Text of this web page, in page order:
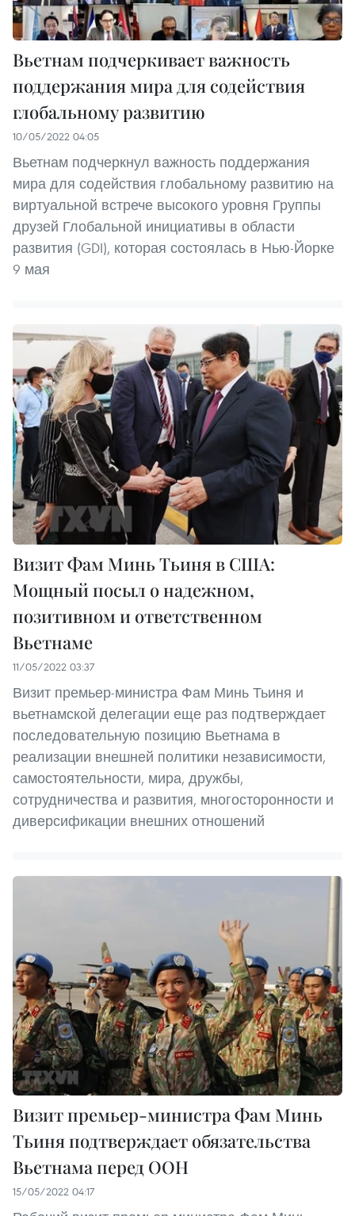
Вьетнам подчеркивает важность
поддержания мира для содействия
глобальному развитию
10/05/2022 04:05
Вьетнам подчеркнул важность поддержания
мира для содействия глобальному развитию на
виртуальной встрече высокого уровня Группы
друзей Глобальной инициативы в области
развития (GDI), которая состоялась в Нью-Йорке
9 мая
Визит Фам Минь Тьиня в США:
Мощный посыл о надежном,
позитивном и ответственном
Вьетнаме
11/05/2022 03:37
Визит премьер-министра Фам Минь Тьиня и
вьетнамской делегации еще раз подтверждает
последовательную позицию Вьетнама в
реализации внешней политики независимости,
самостоятельности, мира, дружбы,
сотрудничества и развития, многосторонности и
диверсификации внешних отношений
Визит премьер-министра Фам Минь
Тьиня подтверждает обязательства
Вьетнама перед ООН
15/05/2022 04:17